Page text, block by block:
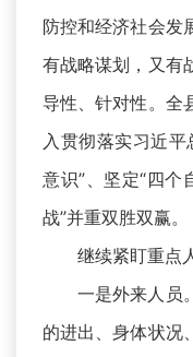
防控和经济社会发
有战略谋划，又有
导性、针对性。全
入贯彻落实习近
意识”、坚定“四个
战”并重双胜双赢。
继续紧盯重点
一是外来人员
的进出、身体状况